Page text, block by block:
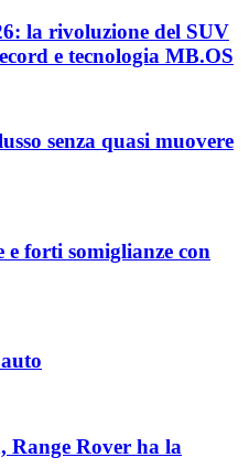
la rivoluzione del SUV
e tecnologia MB.OS
senza quasi muovere
forti somiglianze con
Range Rover ha la